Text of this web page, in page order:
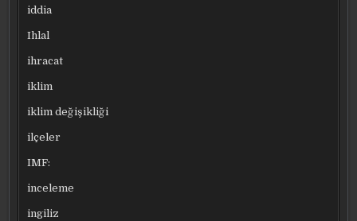
iddia
Ihlal
ihracat
iklim
iklim değişikliği
ilçeler
IMF:
inceleme
ingiliz